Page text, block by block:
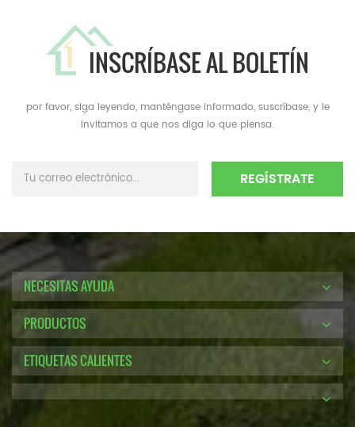
INSCRÍBASE AL BOLETÍN
por favor, siga leyendo, manténgase informado, suscríbase, y le
invitamos a que nos diga lo que piensa.
NECESITAS AYUDA
PRODUCTOS
ETIQUETAS CALIENTES